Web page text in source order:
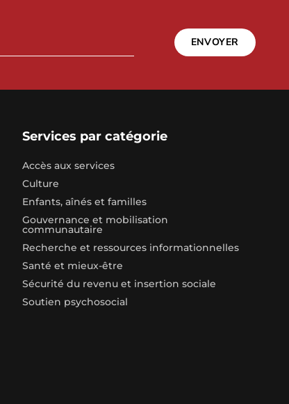
ENVOYER
Services par catégorie
Accès aux services
Culture
Enfants, aînés et familles
Gouvernance et mobilisation
communautaire
Recherche et ressources informationnelles
Santé et mieux-être
Sécurité du revenu et insertion sociale
Soutien psychosocial